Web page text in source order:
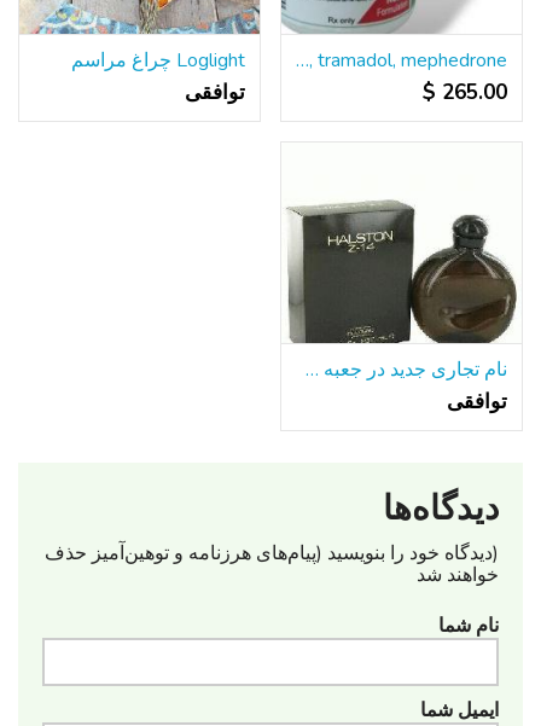
Buy cyanide, nembutal, xanax, valium, oxytocin, viagra, tramadol, mephedrone
265.00 $
Loglight چراغ مراسم
توافقی
نام تجاری جدید در جعبه HALSTON Z-14 8OZ بطری
توافقی
دیدگاه‌ها
(دیدگاه خود را بنویسید (پیام‌های هرزنامه‌ و توهین‌آمیز حذف
خواهند شد
نام شما
ایمیل شما